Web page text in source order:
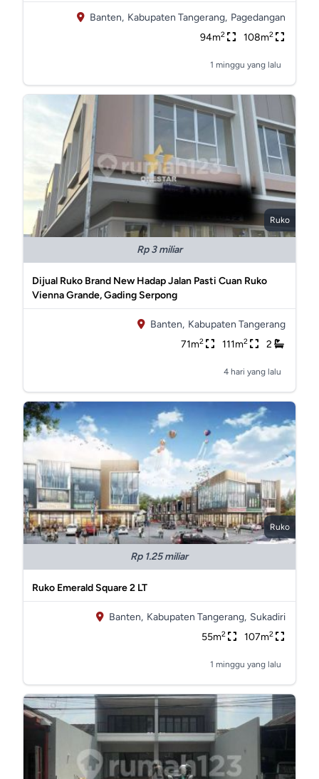
Banten, Kabupaten Tangerang, Pagedangan
94m2 108m2
1 minggu yang lalu
Ruko
Rp 3 miliar
Dijual Ruko Brand New Hadap Jalan Pasti Cuan Ruko
Vienna Grande, Gading Serpong
Banten, Kabupaten Tangerang
71m2 111m2 2
4 hari yang lalu
Ruko
Rp 1.25 miliar
Ruko Emerald Square 2 LT
Banten, Kabupaten Tangerang, Sukadiri
55m2 107m2
1 minggu yang lalu